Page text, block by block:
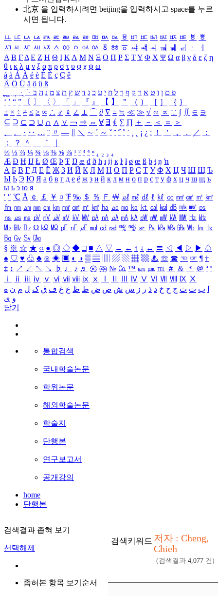
北京 을 입력하시려면 beijing을 입력하시고 space를 누르
시면 됩니다.
ㅥ ㅦ ㅧ ㅨ ㅩ ㅪ ㅫ ㅬ ㅭ ㅮ ㅯ ㅰ ㅱ ㅲ ㅳ ㅴ ㅵ ㅶ ㅷ ㅸ
ㅹ
ㅺ ㅻ ㅼ ㅽ ㅾ ㅿ ㆀ ㆁ ㆂ ㆃ ㆄ ㆅ ㆆ ㆇ ㆈ ㆉ ㆊ ㆋ ㆌ ㆍ
ㆎ
Α Β ΓΔ Ε Ζ Η Θ Ι ΚΛ Μ Ν Ξ Ο Π Ρ Σ ΤΥ Φ Χ Ψ Ω α β γ δ ε ζ η
θ ι κ λ μ ν ξ ο π ρ σ τ υ φ χ ψ ω
á à Á À é è É È ç Ç ê
Ä Ö Ü ä ö ü ß
ִֶֹ ֻּ ׁׂ פ ם ן ו ט א ר ק ף ך ל ח י ע כ ג ד ש ץ ת צ מ נ ה ב
‘ ’ “ ” 〔 〕 〈 〉 「 」 『 』 【 】 ＂ （ ） ［ ］ ｛ ｝
± × ÷ ≠ ≤ ≥ ∞ ∴ ♂ ♀ ∠ ⊥ ⌒ ∂ ∇ ≡ ≒ ≪ ≫ √ ∽ ∝ ∵ ∫ ∬ ∈ ∋
⊆ ⊇ ⊂ ⊃ ∪ ∩ ∧ ∨ ￢ ⇒ ⇔ ∀ ∃ ∮ ∑ ∏ ＋ － ＜ ＝
＞
、
。 · ‥ … ¨ 〃 ― ＼ ∼ ´ ～ ˇ ˘ ˝ ˚ ˙ ¸ ¡ ¿ ː ！ ＇ ， ． ／
：
；
？ ＾ ｀
½ ⅓ ⅔ ¼ ¾ ⅛ ⅜ ⅝ ⅞ ¹ ² ³ ⁴ ⁿ ₁ ₂ ₃ ₄
Æ Ð Ħ Ĳ Ł Ø Œ Þ Ŧ Ŋ æ đ ð ħ ı ĳ ĸ ŀ ł ø œ ß þ ŧ ŋ ŉ
А Б В Г Д Е Ё Ж З И Й К Л М Н О П Р С Т У Ф Х Ц Ч Ш Щ Ъ
Ы Ь Э Ю Я а б в г д е ё ж з и й к л м н о п р с т у ф х ц ч ш щ ъ
ы ь э ю я
′ ″ ℃ Å ￠ ￡ ￥ ¤ ℉ ‰ ＄ ％ Ｆ ￦ ㎕ ㎖ ㎗ ℓ ㎘ ㏄ ㎣ ㎤ ㎥ ㎦
㎙ ㎚ ㎛ ㎜ ㎝ ㎞ ㎟ ㎠ ㎡ ㎢ ㏊ ㎍ ㎎ ㎏ ㏏ ㎈ ㎉ ㏈ ㎧ ㎨ ㎰
㎱ ㎲ ㎳ ㎴ ㎵ ㎶ ㎷ ㎸ ㎹ ㎀ ㎁ ㎂ ㎃ ㎄ ㎺ ㎻ ㎽ ㎾ ㎿ ㎐ ㎑
㎒ ㎓ ㎔ Ω ㏀ ㏁ ㎊ ㎋ ㎌ ㏖ ㏅ ㎭ ㎮ ㎯ ㏛ ㎩ ㎪ ㎫ ㎬ ㏝ ㏐
㏓
㏃ ㏉ ㏜ ㏆
§ ※ ☆ ★ ○ ● ◎ ◇ ◆ □ ■ △ ▽ → ← ↑ ↓ ↔ 〓 ◁ ◀ ▷ ▶ ♤
♠ ♡ ♥ ♧ ♣ ⊙ ◈ ▣ ◐ ◑ ▒ ▤ ▨ ▧ ▦ ▩ ♨ ☏ ☎ ☜ ☞ ¶ †
‡ ↕ ↗ ↙ ↖ ↘ ♭ ♩ ♪ ♬ ㉿ ㈜ № ㏇ ™ ㏂ ㏘ ℡ ＃ ＆ ＊ ＠ ª º
ⅰ
ⅱ ⅲ ⅳ ⅴ ⅵ ⅶ ⅷ ⅸ ⅹ Ⅳ Ⅴ Ⅵ Ⅶ Ⅷ Ⅸ Ⅹ
ب ت ث ج ح خ د ذ ر ز س ش ص ض ط ظ ع غ ف ق ک ل م ن ه
و ی
닫기
통합검색
국내학술논문
학위논문
해외학술논문
학술지
단행본
연구보고서
공개강의
home
단행본
검색결과 좁혀 보기
선택해제
좁혀본 항목 보기순서
검색키워드 저자 : Cheng,
Chieh
(검색결과 4,077 건)